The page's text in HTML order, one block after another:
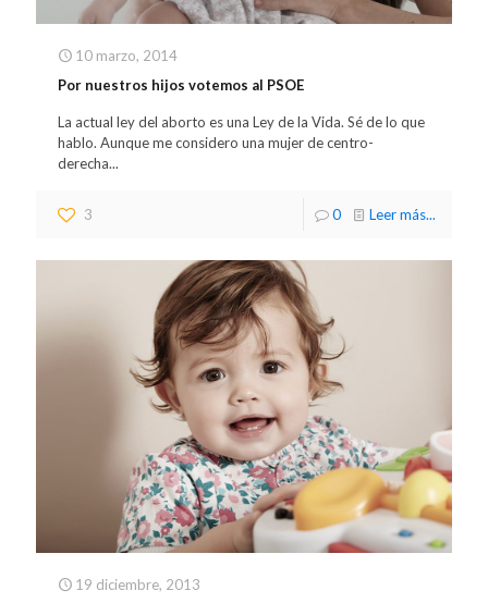
10 marzo, 2014
Por nuestros hijos votemos al PSOE
La actual ley del aborto es una Ley de la Vida. Sé de lo que
hablo. Aunque me considero una mujer de centro-
derecha...
3 0 Leer más...
19 diciembre, 2013